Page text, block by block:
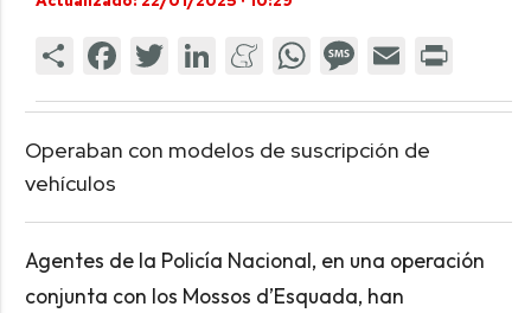
Operaban con modelos de suscripción de
vehículos
Agentes de la Policía Nacional, en una operación
conjunta con los Mossos d’Esquada, han